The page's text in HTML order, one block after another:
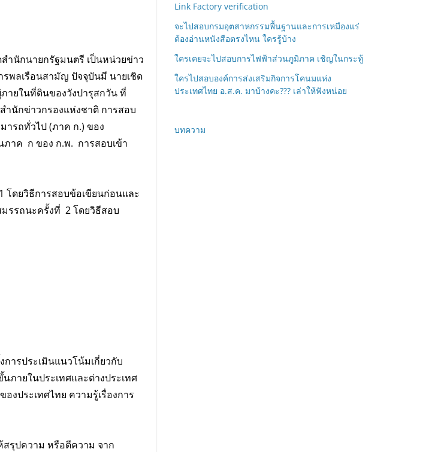
ำนักนายกรัฐมนตรี เป็นหน่วยข่าว
รพลเรือนสามัญ ปัจจุบันมี นายเชิด
ายในที่ดินของวังปารุสกวัน ที่
ำนักข่าวกรองแห่งชาติ การสอบ
ารถทั่วไป (ภาค ก.) ของ
าค ก ของ ก.พ. การสอบเข้า
ดยวิธีการสอบข้อเขียนก่อนและ
มรรถนะครั้งที่ 2 โดยวิธีสอบ
ารประเมินแนวโน้มเกี่ยวกับ
ภายในประเทศและต่างประเทศ
งประเทศไทย ความรู้เรื่องการ
รุปความ หรือตีความ จาก
Link Factory verification
จะไปสอบกรมอุตสาหกรรมพื้นฐานและการเหมืองแร่
ต้องอ่านหนังสือตรงไหน ใครรู้บ้าง
ใครเคยจะไปสอบการไฟฟ้าส่วนภูมิภาค เชิญในกระทู้
ใครไปสอบองค์การส่งเสริมกิจการโคนมแห่ง
ประเทศไทย อ.ส.ค. มาบ้างคะ??? เล่าให้ฟังหน่อย
บทความ